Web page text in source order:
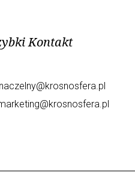
Kontakt
naczelny@krosnosfera.pl